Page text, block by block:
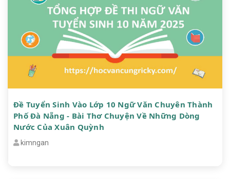
Đề Tuyển Sinh Vào Lớp 10 Ngữ Văn Chuyên Thành
Phố Đà Nẵng - Bài Thơ Chuyện Về Những Dòng
Nước Của Xuân Quỳnh
kimngan